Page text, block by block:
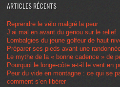
ARTICLES RÉCENTS
Reprendre le vélo malgré la peur
J’ai mal en avant du genou sur le relief
Lombalgies du jeune golfeur de haut
Préparer ses pieds avant une
Le mythe de la « bonne cadence » de
Pourquoi le longe-côte a-t-il le vent en
Peur du vide en montagne : ce qui se
comment s’en libérer